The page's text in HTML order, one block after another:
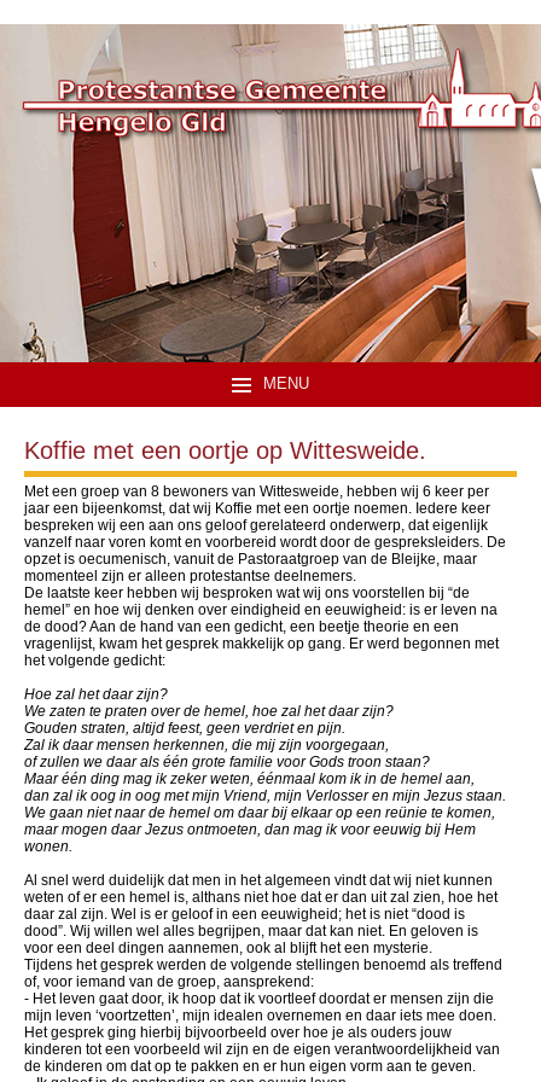
MENU
Koffie met een oortje op Wittesweide.
Met een groep van 8 bewoners van Wittesweide, hebben wij 6 keer per
jaar een bijeenkomst, dat wij Koffie met een oortje noemen. Iedere keer
bespreken wij een aan ons geloof gerelateerd onderwerp, dat eigenlijk
vanzelf naar voren komt en voorbereid wordt door de gespreksleiders. De
opzet is oecumenisch, vanuit de Pastoraatgroep van de Bleijke, maar
momenteel zijn er alleen protestantse deelnemers.
De laatste keer hebben wij besproken wat wij ons voorstellen bij “de
hemel” en hoe wij denken over eindigheid en eeuwigheid: is er leven na
de dood? Aan de hand van een gedicht, een beetje theorie en een
vragenlijst, kwam het gesprek makkelijk op gang. Er werd begonnen met
het volgende gedicht:
Hoe zal het daar zijn?
We zaten te praten over de hemel, hoe zal het daar zijn?
Gouden straten, altijd feest, geen verdriet en pijn.
Zal ik daar mensen herkennen, die mij zijn voorgegaan,
of zullen we daar als één grote familie voor Gods troon staan?
Maar één ding mag ik zeker weten, éénmaal kom ik in de hemel aan,
dan zal ik oog in oog met mijn Vriend, mijn Verlosser en mijn Jezus staan.
We gaan niet naar de hemel om daar bij elkaar op een reünie te komen,
maar mogen daar Jezus ontmoeten, dan mag ik voor eeuwig bij Hem
wonen.
Al snel werd duidelijk dat men in het algemeen vindt dat wij niet kunnen
weten of er een hemel is, althans niet hoe dat er dan uit zal zien, hoe het
daar zal zijn. Wel is er geloof in een eeuwigheid; het is niet “dood is
dood”. Wij willen wel alles begrijpen, maar dat kan niet. En geloven is
voor een deel dingen aannemen, ook al blijft het een mysterie.
Tijdens het gesprek werden de volgende stellingen benoemd als treffend
of, voor iemand van de groep, aansprekend:
- Het leven gaat door, ik hoop dat ik voortleef doordat er mensen zijn die
mijn leven ‘voortzetten’, mijn idealen overnemen en daar iets mee doen.
Het gesprek ging hierbij bijvoorbeeld over hoe je als ouders jouw
kinderen tot een voorbeeld wil zijn en de eigen verantwoordelijkheid van
de kinderen om dat op te pakken en er hun eigen vorm aan te geven.